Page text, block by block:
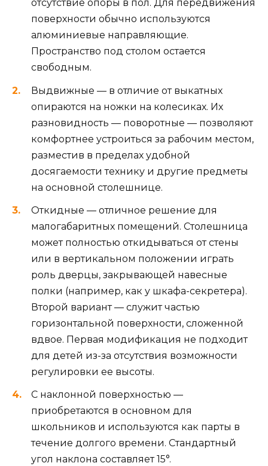
отсутствие опоры в пол. Для передвижения
поверхности обычно используются
алюминиевые направляющие.
Пространство под столом остается
свободным.
Выдвижные — в отличие от выкатных
опираются на ножки на колесиках. Их
разновидность — поворотные — позволяют
комфортнее устроиться за рабочим местом,
разместив в пределах удобной
досягаемости технику и другие предметы
на основной столешнице.
Откидные — отличное решение для
малогабаритных помещений. Столешница
может полностью откидываться от стены
или в вертикальном положении играть
роль дверцы, закрывающей навесные
полки (например, как у шкафа-секретера).
Второй вариант — служит частью
горизонтальной поверхности, сложенной
вдвое. Первая модификация не подходит
для детей из-за отсутствия возможности
регулировки ее высоты.
С наклонной поверхностью —
приобретаются в основном для
школьников и используются как парты в
течение долгого времени. Стандартный
угол наклона составляет 15°.